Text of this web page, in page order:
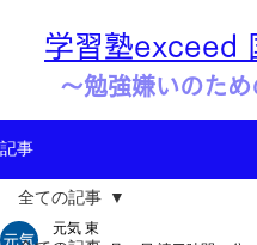
学習塾exceed
～勉強嫌いのため
記事
全ての記事
元気 東